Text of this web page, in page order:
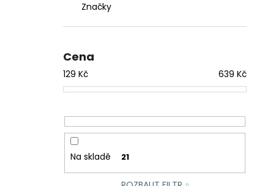
Značky
Cena
129 Kč 639 Kč
Na skladě 21